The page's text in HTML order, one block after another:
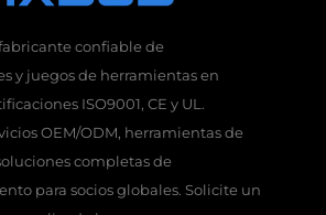
confiable de
y juegos de herramientas en
ISO9001, CE y UL.
OEM/ODM, herramientas de
completas de
para socios globales. Solicite un